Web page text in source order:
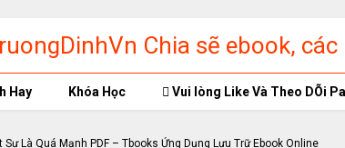
Chia sẽ ebook, các
mềm học tập miễn phí
Hay Khóa Học Vui lòng Like Và Theo DÕi